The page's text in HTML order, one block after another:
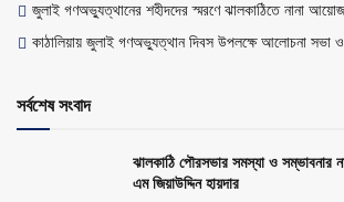
জুলাই গণঅভ্যুত্থানের শহীদদের স্মরণে ঝালকাঠিতে নানা
কাঠালিয়ায় জুলাই গণঅভ্যুত্থান দিবস উপলক্ষে আলোচনা সভা
সর্বশেষ সংবাদ
ঝালকাঠি পৌরসভার সমস্যা ও সম্ভাবনার
এম জিয়াউদ্দিন হায়দার